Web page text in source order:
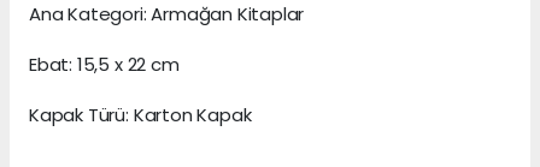
Ana Kategori: Armağan Kitaplar
Ebat: 15,5 x 22 cm
Kapak Türü: Karton Kapak